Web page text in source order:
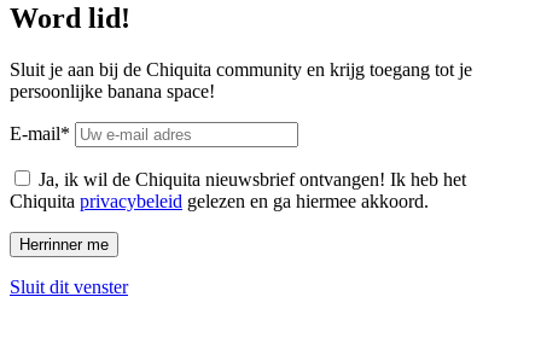
Word lid!
Sluit je aan bij de Chiquita community en krijg toegang tot je
persoonlijke banana space!
E-mail*
Ja, ik wil de Chiquita nieuwsbrief ontvangen! Ik heb het
Chiquita privacybeleid gelezen en ga hiermee akkoord.
Sluit dit venster